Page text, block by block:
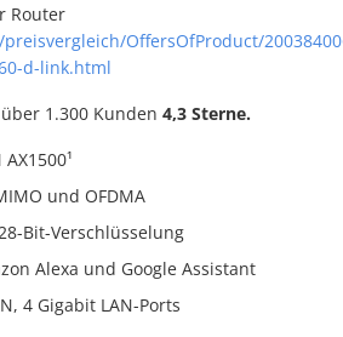
Router
OffersOfProduct/
d-link.html
1.300 Kunden 4,3 Sterne.
und OFDMA
Bit-Verschlüsselung
Alexa und Google Assistant
4 Gigabit LAN-Ports